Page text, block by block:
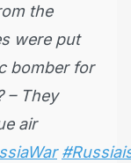
the
were put
bomber for
– They
air